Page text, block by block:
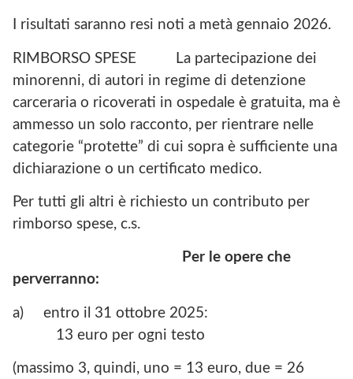
I risultati saranno resi noti a metà gennaio 2026.
RIMBORSO SPESE La partecipazione dei
minorenni, di autori in regime di detenzione
carceraria o ricoverati in ospedale è gratuita, ma è
ammesso un solo racconto, per rientrare nelle
categorie “protette” di cui sopra è sufficiente una
dichiarazione o un certificato medico.
Per tutti gli altri è richiesto un contributo per
rimborso spese, c.s.
Per le opere che
perverranno:
a) entro il 31 ottobre 2025:
13 euro per ogni testo
(massimo 3, quindi, uno = 13 euro, due = 26